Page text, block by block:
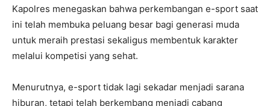
Kapolres menegaskan bahwa perkembangan e-sport saat
ini telah membuka peluang besar bagi generasi muda
untuk meraih prestasi sekaligus membentuk karakter
melalui kompetisi yang sehat.
Menurutnya, e-sport tidak lagi sekadar menjadi sarana
hiburan, tetapi telah berkembang menjadi cabang